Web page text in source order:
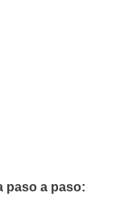
paso a paso: